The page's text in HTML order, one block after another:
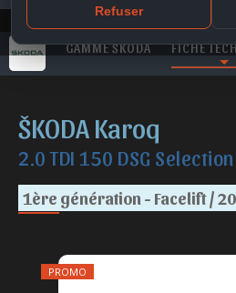
Refuser
GAMME ŠKODA FICHE
ŠKODA Karoq
2.0 TDI 150 DSG Selection
1ère génération - Facelift /
PROMO